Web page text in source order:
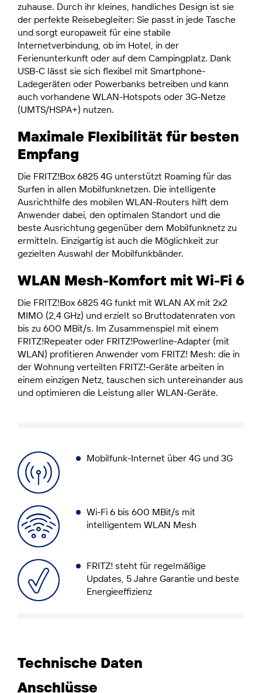
zuhause. Durch ihr kleines, handliches Design ist sie
der perfekte Reisebegleiter: Sie passt in jede Tasche
und sorgt europaweit für eine stabile
Internetverbindung, ob im Hotel, in der
Ferienunterkunft oder auf dem Campingplatz. Dank
USB-C lässt sie sich flexibel mit Smartphone-
Ladegeräten oder Powerbanks betreiben und kann
auch vorhandene WLAN-Hotspots oder 3G-Netze
(UMTS/HSPA+) nutzen.
Maximale Flexibilität für besten
Empfang
Die FRITZ!Box 6825 4G unterstützt Roaming für das
Surfen in allen Mobilfunknetzen. Die intelligente
Ausrichthilfe des mobilen WLAN-Routers hilft dem
Anwender dabei, den optimalen Standort und die
beste Ausrichtung gegenüber dem Mobilfunknetz zu
ermitteln. Einzigartig ist auch die Möglichkeit zur
gezielten Auswahl der Mobilfunkbänder.
WLAN Mesh-Komfort mit Wi-Fi 6
Die FRITZ!Box 6825 4G funkt mit WLAN AX mit 2x2
MIMO (2,4 GHz) und erzielt so Bruttodatenraten von
bis zu 600 MBit/s. Im Zusammenspiel mit einem
FRITZ!Repeater oder FRITZ!Powerline-Adapter (mit
WLAN) profitieren Anwender vom FRITZ! Mesh: die in
der Wohnung verteilten FRITZ!-Geräte arbeiten in
einem einzigen Netz, tauschen sich untereinander aus
und optimieren die Leistung aller WLAN-Geräte.
Mobilfunk-Internet über 4G und 3G
Wi-Fi 6 bis 600 MBit/s mit
intelligentem WLAN Mesh
FRITZ! steht für regelmäßige
Updates, 5 Jahre Garantie und beste
Energieeffizienz
Technische Daten
Anschlüsse